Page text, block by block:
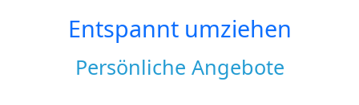
Entspannt umziehen
Persönliche Angebote